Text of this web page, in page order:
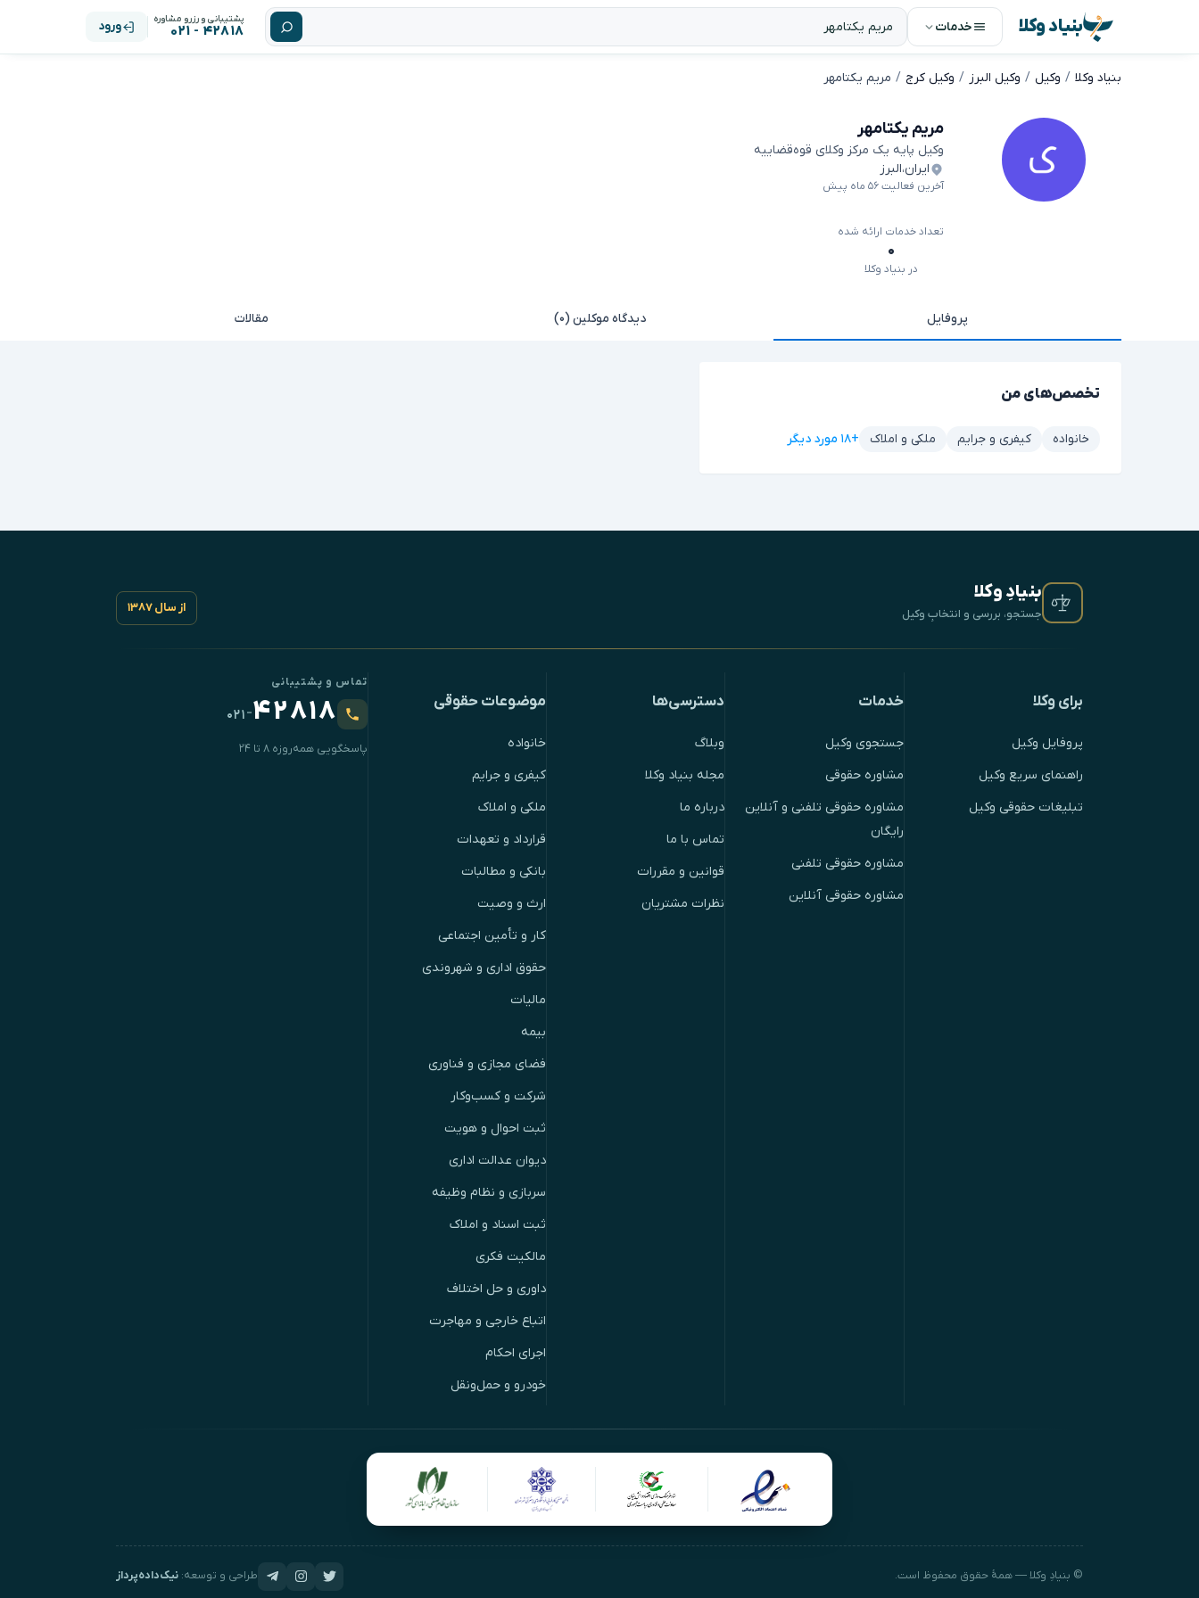
بنیاد وکلا خدمات پشتیبانی و رزرو مشاوره
۴۲۸۱۸ - ۰۲۱ ورود
بنیاد وکلا وکیل وکیل البرز وکیل کرج مریم یکتامهر
مریم یکتامهر
وکیل پایه یک مرکز وکلای قوه‌قضاییه
ایران،البرز
آخرین فعالیت ۵۶ ماه پیش
تعداد خدمات ارائه شده
۰
در بنیاد وکلا
پروفایل دیدگاه موکلین (۰) مقالات
تخصص‌های من
خانواده کیفری و جرایم ملکی و املاک +۱۸ مورد دیگر
بنیادِ وکلا
جستجو، بررسی و انتخابِ وکیل از سال ۱۳۸۷
برای وکلا
پروفایل وکیل
راهنمای سریع وکیل
تبلیغات حقوقی وکیل
خدمات
جستجوی وکیل
مشاوره حقوقی
مشاوره حقوقی تلفنی و آنلاین
رایگان
مشاوره حقوقی تلفنی
مشاوره حقوقی آنلاین
دسترسی‌ها
وبلاگ
مجله بنیاد وکلا
درباره ما
تماس با ما
قوانین و مقررات
نظرات مشتریان
موضوعات حقوقی
خانواده
کیفری و جرایم
ملکی و املاک
قرارداد و تعهدات
بانکی و مطالبات
ارث و وصیت
کار و تأمین اجتماعی
حقوق اداری و شهروندی
مالیات
بیمه
فضای مجازی و فناوری
شرکت و کسب‌وکار
ثبت احوال و هویت
دیوان عدالت اداری
سربازی و نظام وظیفه
ثبت اسناد و املاک
مالکیت فکری
داوری و حل اختلاف
اتباع خارجی و مهاجرت
اجرای احکام
خودرو و حمل‌ونقل
تماس و پشتیبانی
۴۲۸۱۸-۰۲۱
پاسخگویی همه‌روزه ۸ تا ۲۴
© بنیادِ وکلا — همهٔ حقوق محفوظ است. طراحی و توسعه: نیک‌داده‌پرداز